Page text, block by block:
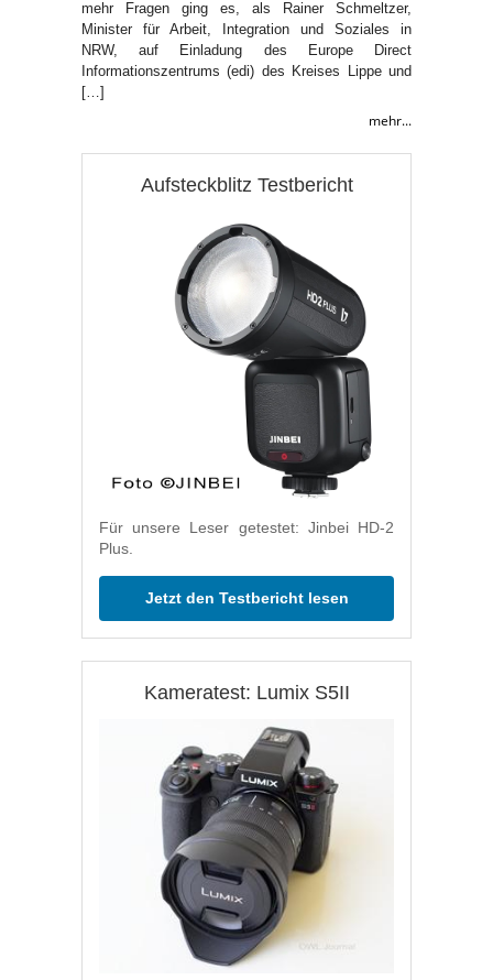
mehr Fragen ging es, als Rainer Schmeltzer,
Minister für Arbeit, Integration und Soziales in
NRW, auf Einladung des Europe Direct
Informationszentrums (edi) des Kreises Lippe und
[…]
mehr...
Aufsteckblitz Testbericht
Für unsere Leser getestet: Jinbei HD-2
Plus.
Jetzt den Testbericht lesen
Kameratest: Lumix S5II